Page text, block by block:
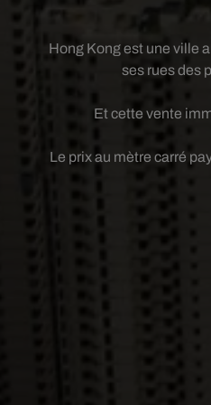
Hong Kong est une ville
ses rues des
Et cette vente
Le prix au mètre carré